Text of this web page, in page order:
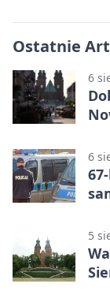
Ostatnie
6
6
5